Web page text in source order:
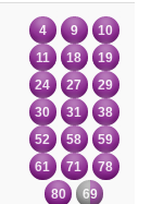
4 9
10
11
18
19
24
27
29
30
31
38
52
58
59
61
71
78
80
69